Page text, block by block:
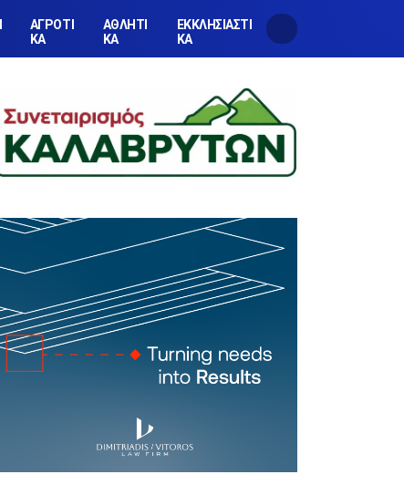
ΑΓΡΟΤΙ
ΚΑ
ΑΘΛΗΤΙ
ΚΑ
ΕΚΚΛΗΣΙΑΣΤΙ
ΚΑ